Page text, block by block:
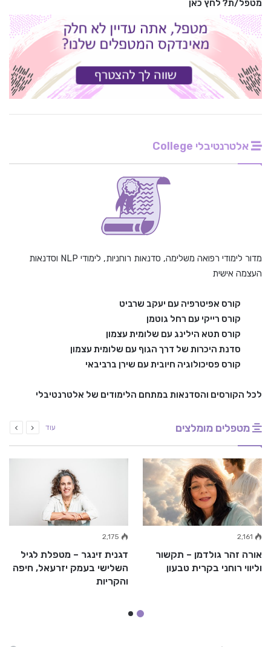
מטפל/ת? לחץ כאן
אלטרנטיבלי College
מדור לימודי רפואה משלימה, סדנאות רוחניות, לימודי NLP וסדנאות
העצמה אישית
קורס אפיטרפיה עם יעקב שרביט
קורס רייקי עם רחל גוטמן
קורס תטא הילינג עם שלומית עצמון
סדנת היכרות של דרך הגוף עם שלומית עצמון
קורס פסיכולוגיה חיובית עם שירן ברביבאי
לכל הקורסים והסדנאות במתחם הלימודים של אלטרנטיבלי
מטפלים מומלצים עוד
2,161
אורה זהר גולדמן – תקשור
וליווי רוחני בקרית טבעון
2,175
דגנית זינגר – מטפלת לגיל
השלישי בעמק יזרעאל, חיפה
והקריות